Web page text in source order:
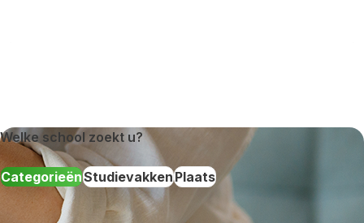
Welke school zoekt u?
CategorieënStudievakkenPlaats